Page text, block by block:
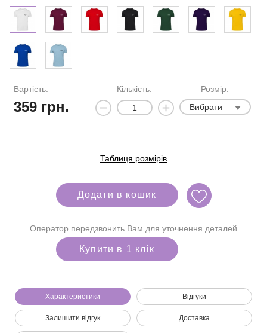
Вартість:
359грн.
Кількість:
Розмір:
Вибрати
Таблиця розмірів
Додати в кошик
Оператор передзвонить Вам для уточнення деталей
Купити в 1 клік
Характеристики Відгуки
Залишити відгук Доставка
Ми зателефонуємо вам на номер: